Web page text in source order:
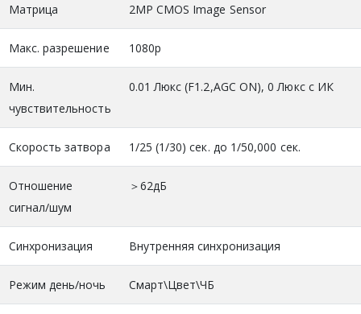
Матрица
2MP CMOS Image Sensor
Макс. разрешение 1080p
Мин.
чувствительность
0.01 Люкс (F1.2,AGC ON), 0 Люкс с ИК
Скорость затвора 1/25 (1/30) сек. до 1/50,000 сек.
Отношение
сигнал/шум
＞62дБ
Синхронизация Внутренняя синхронизация
Режим день/ночь Смарт\Цвет\ЧБ